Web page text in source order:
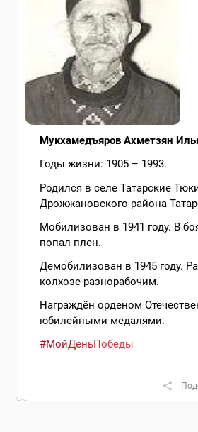
Мукхамедъяров Ахметзян
Годы жизни: 1905 – 1993.
Родился в селе Татарские
Дрожжановского района
Мобилизован в 1941 году. В
попал плен.
Демобилизован в 1945 году.
колхозе разнорабочим.
Награждён орденом
юбилейными медалями.
#МойДеньПобеды